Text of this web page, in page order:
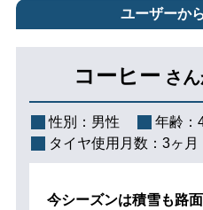
ユーザーか
コーヒー さ
性別： 男性 年齢：
タイヤ使用月数： 3ヶ月
今シーズンは積雪も路